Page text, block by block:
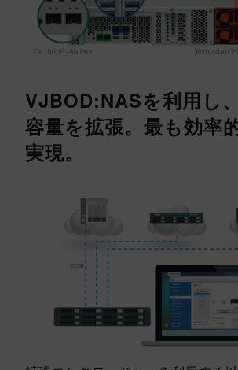
VJBOD:NASを利用し
容量を拡張。最も効率
実現。